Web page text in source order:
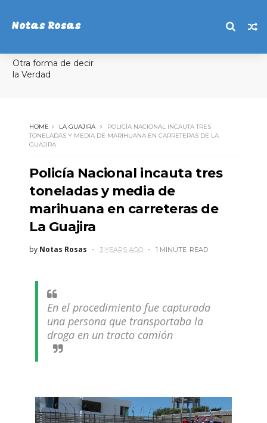
Notas Rosas
Otra forma de decir
la Verdad
HOME LA GUAJIRA
POLICÍA NACIONAL INCAUTA TRES
TONELADAS Y MEDIA DE MARIHUANA EN CARRETERAS DE LA
GUAJIRA
Policía Nacional incauta tres
toneladas y media de
marihuana en carreteras de
La Guajira
by Notas Rosas 3 YEARS AGO 1 MINUTE READ
En el procedimiento fue capturada
una persona que transportaba la
droga en un tracto camión